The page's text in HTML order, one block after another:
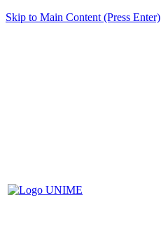
Skip to Main Content (Press Enter)